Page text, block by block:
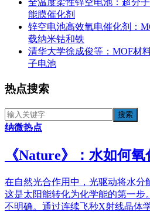
全温度柔性锌空电池：超分
能膜催化剂
锌空电池高效氧电催化剂：
载纳米钴和铁
清华大学徐成俊等：MOF材
子电池
热点搜索
纳微热点
《​Nature》：水如何氧
在自然光合作用中，光驱动将水分
这是太阳能转化为化学能的第一步
不明确。通过连续飞秒X射线晶体